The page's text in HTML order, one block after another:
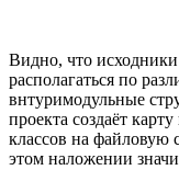
Видно, что
располагаться по
внтуримодульные
проекта создаёт
классов на файловую
этом наложении